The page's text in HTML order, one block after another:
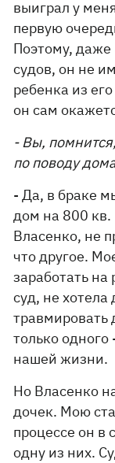
выиграл у
первую
Поэтому, даже
судов, он не
ребенка из
он сам
- Вы,
по поводу
- Да, в браке
дом на 800 кв.
Власенко, не
что другое.
заработать на
суд, не
травмировать
только
нашей жизни.
Но Власенко
дочек. Мою
процессе он в
одну из них.